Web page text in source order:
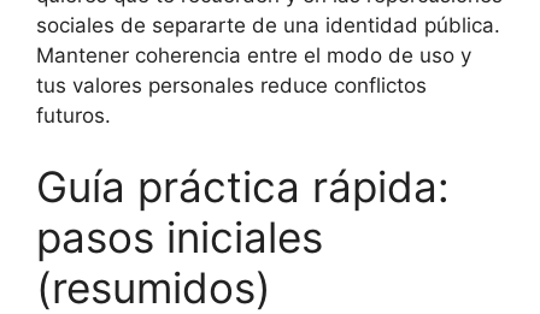
sociales de separarte de una identidad pública.
Mantener coherencia entre el modo de uso y
tus valores personales reduce conflictos
futuros.
Guía práctica rápida:
pasos iniciales
(resumidos)